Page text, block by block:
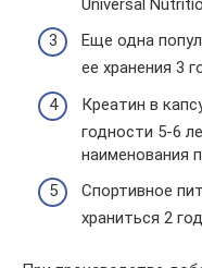
Universal
Еще одна
ее хранения 3
Креатин в
годности 5-6
наименования
Спортивное
храниться 2